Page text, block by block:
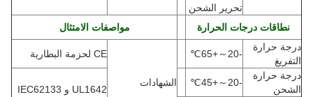
تحرير الشحن
نطاقات درجات الحرارة
مواصفات الامتثال
درجة حرارة
التفريغ
-20
～
+65
℃
الشهادات
CE لحزمة البطارية
درجة حرارة
الشحن
-20
～
+45
℃
UL1642 و IEC62133